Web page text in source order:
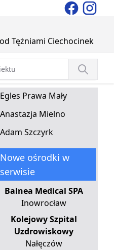
Nowe ośrodki w
serwisie
Balnea Medical SPA
Inowrocław
Kolejowy Szpital
Uzdrowiskowy
Nałęczów